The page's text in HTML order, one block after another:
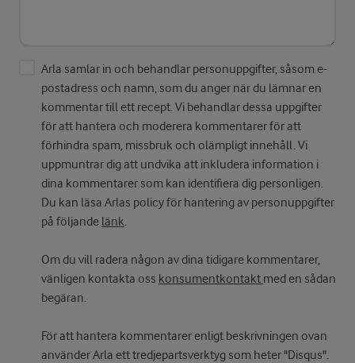
Arla samlar in och behandlar personuppgifter, såsom e-
postadress och namn, som du anger när du lämnar en
kommentar till ett recept. Vi behandlar dessa uppgifter
för att hantera och moderera kommentarer för att
förhindra spam, missbruk och olämpligt innehåll. Vi
uppmuntrar dig att undvika att inkludera information i
dina kommentarer som kan identifiera dig personligen.
Du kan läsa Arlas policy för hantering av personuppgifter
på följande länk.
Om du vill radera någon av dina tidigare kommentarer,
vänligen kontakta oss konsumentkontakt med en sådan
begäran.
För att hantera kommentarer enligt beskrivningen ovan
använder Arla ett tredjepartsverktyg som heter "Disqus".